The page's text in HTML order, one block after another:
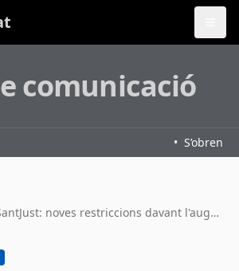
comunicació
S’obren
#SantJust: noves restriccions davant l'augment de contagis que afecten al Nadal